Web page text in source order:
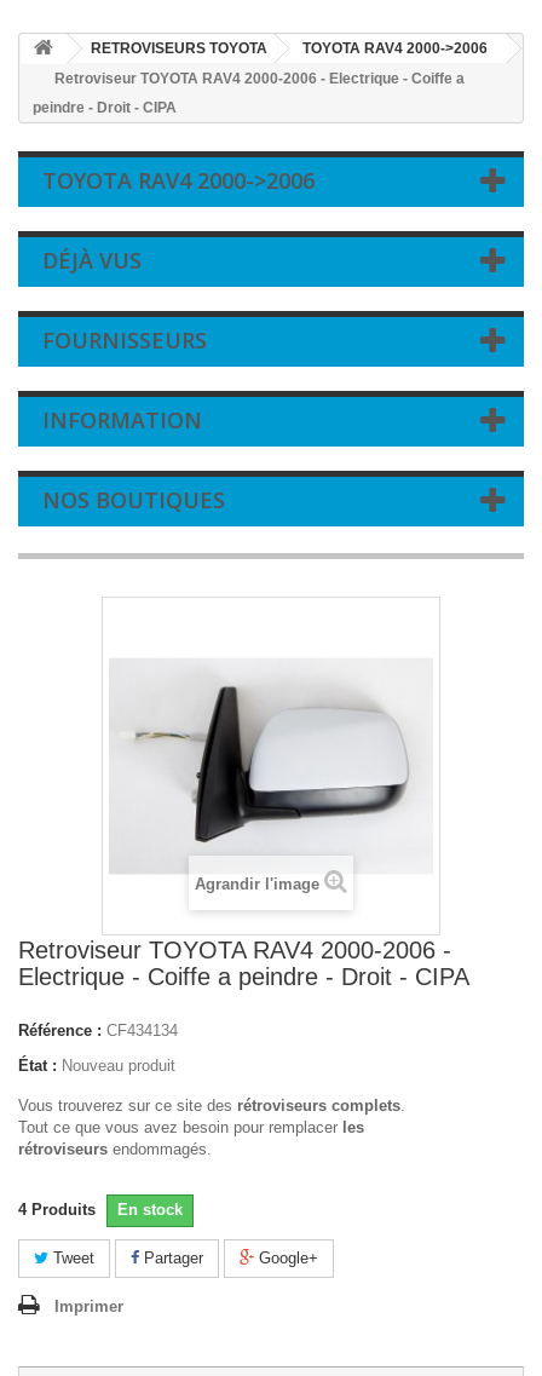
RETROVISEURS TOYOTA
TOYOTA RAV4 2000->2006
Retroviseur TOYOTA RAV4 2000-2006 - Electrique - Coiffe a
peindre - Droit - CIPA
TOYOTA RAV4 2000->2006
DÉJÀ VUS
FOURNISSEURS
INFORMATION
NOS BOUTIQUES
Agrandir l'image
Retroviseur TOYOTA RAV4 2000-2006 -
Electrique - Coiffe a peindre - Droit - CIPA
Référence : CF434134
État : Nouveau produit
Vous trouverez sur ce site des rétroviseurs complets.
Tout ce que vous avez besoin pour remplacer les
rétroviseurs endommagés.
4 Produits En stock
Tweet Partager Google+
Imprimer